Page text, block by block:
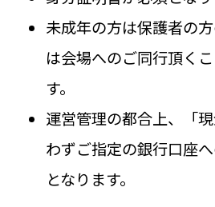
未成年の方は保護者の
は会場へのご同行頂く
す。
運営管理の都合上、「
わずご指定の銀行口座
となります。